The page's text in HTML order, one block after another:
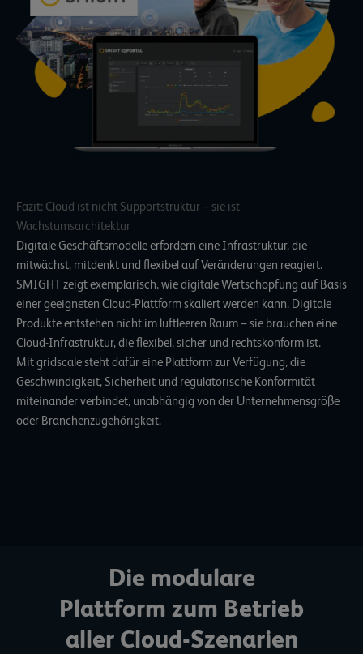
Fazit: Cloud ist nicht Supportstruktur – sie ist
Wachstumsarchitektur
Digitale Geschäftsmodelle erfordern eine Infrastruktur, die
mitwächst, mitdenkt und flexibel auf Veränderungen reagiert.
SMIGHT zeigt exemplarisch, wie digitale Wertschöpfung auf Basis
einer geeigneten Cloud-Plattform skaliert werden kann. Digitale
Produkte entstehen nicht im luftleeren Raum – sie brauchen eine
Cloud-Infrastruktur, die flexibel, sicher und rechtskonform ist.
Mit gridscale steht dafür eine Plattform zur Verfügung, die
Geschwindigkeit, Sicherheit und regulatorische Konformität
miteinander verbindet, unabhängig von der Unternehmensgröße
oder Branchenzugehörigkeit.
Die modulare
Plattform zum Betrieb
aller Cloud-Szenarien